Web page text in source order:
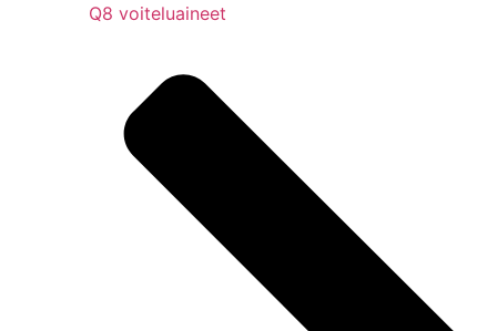
Q8 voiteluaineet